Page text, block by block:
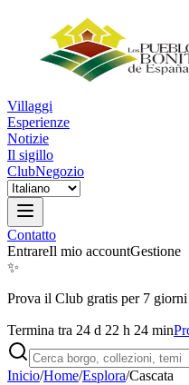
Villaggi
Esperienze
Notizie
Il sigillo
ClubNegozio
Contatto
EntrareIl mio accountGestione
✨
Prova il Club gratis per 7 giorni
Termina tra 24 d 22 h 24 min
Inicio/Home/Esplora/Cascata